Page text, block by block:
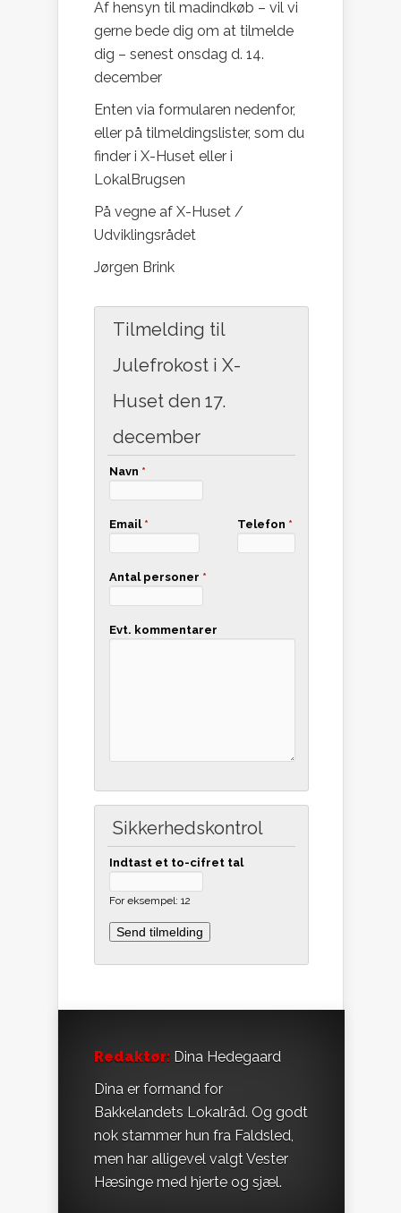
Af hensyn til madindkøb – vil vi
gerne bede dig om at tilmelde
dig – senest onsdag d. 14.
december
Enten via formularen nedenfor,
eller på tilmeldingslister, som du
finder i X-Huset eller i
LokalBrugsen
På vegne af X-Huset /
Udviklingsrådet
Jørgen Brink
Tilmelding til
Julefrokost i X-
Huset den 17.
december
Navn *
Email * Telefon *
Antal personer *
Evt. kommentarer
Sikkerhedskontrol
Indtast et to-cifret tal
For eksempel: 12
Redaktør: Dina Hedegaard
Dina er formand for
Bakkelandets Lokalråd. Og godt
nok stammer hun fra Faldsled,
men har alligevel valgt Vester
Hæsinge med hjerte og sjæl.